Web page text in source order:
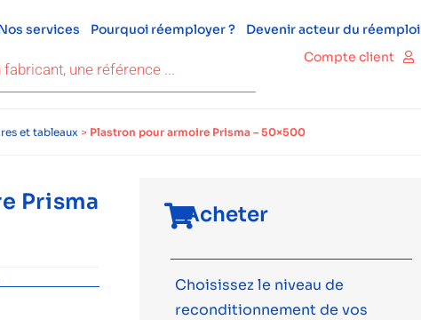
services Pourquoi réemployer ? Devenir acteur du réemploi
Compte client
et tableaux > Plastron pour armoire Prisma – 50×500
Prisma
Acheter
Choisissez le niveau de
reconditionnement de vos